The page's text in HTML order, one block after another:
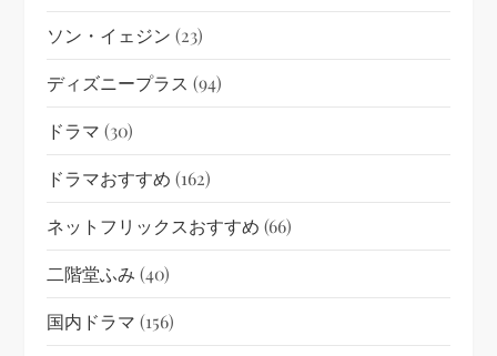
ソン・イェジン (23)
ディズニープラス (94)
ドラマ (30)
ドラマおすすめ (162)
ネットフリックスおすすめ (66)
二階堂ふみ (40)
国内ドラマ (156)